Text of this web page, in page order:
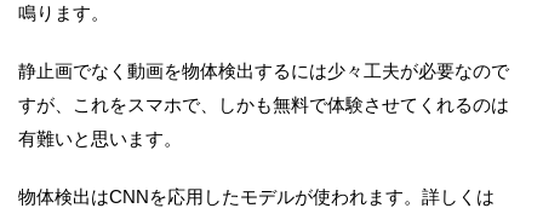
鳴ります。
静止画でなく動画を物体検出するには少々工夫が必要なので
すが、これをスマホで、しかも無料で体験させてくれるのは
有難いと思います。
物体検出はCNNを応用したモデルが使われます。詳しくは